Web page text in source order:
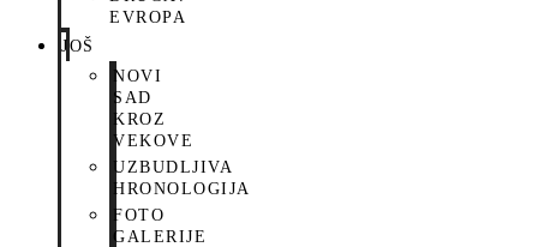
EVROPA
JOŠ
NOVI
SAD
KROZ
VEKOVE
UZBUDLJIVA
HRONOLOGIJA
FOTO
GALERIJE